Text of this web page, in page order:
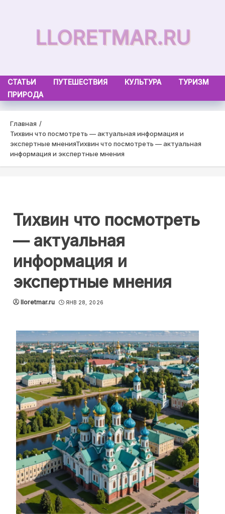
LLORETMAR.RU
СТАТЬИ ПУТЕШЕСТВИЯ КУЛЬТУРА
ТУРИЗМ
ПРИРОДА
Главная
Тихвин что посмотреть — актуальная информация и
экспертные мненияТихвин что посмотреть — актуальная
информация и экспертные мнения
Тихвин что посмотреть
— актуальная
информация и
экспертные мнения
lloretmar.ru ЯНВ 28, 2026